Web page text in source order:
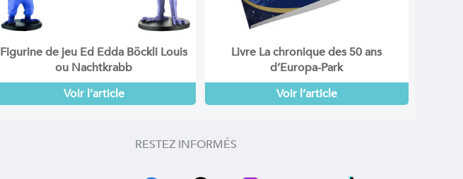
Figurine de jeu Ed Edda Böckli Louis
ou Nachtkrabb
Voir l’article
Livre La chronique des 50 ans
d’Europa-Park
Voir l’article
RESTEZ INFORMÉS